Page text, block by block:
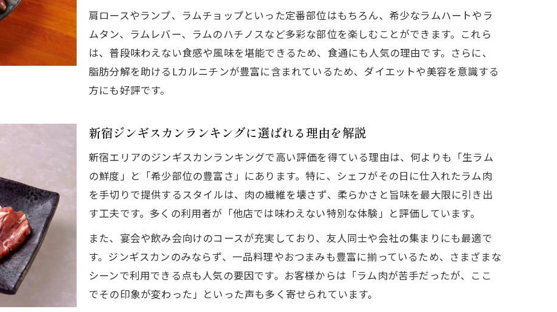
新宿で選ぶべきラム肉料理とジンギスカンの特徴
ダイエットや美容にも最適なジンギスカン体験
ラムしゃぶや一品料理も楽しめるジンギスカン店
筋トレ好き必見のLカルニチン豊富なラム肉活用法
ふだん味わえない絶品ジンギスカンの特徴
新宿でジンギスカンのデカ盛りを楽しむポイント
希少部位のジンギスカンはなぜ絶品なのか
焼肉に飽きた方へ新しいジンギスカン体験を提案
ラム肉の風味とジンギスカンの相性を徹底解説
美食家必見の新宿区ラム肉体験スポット
新宿ジンギスカン高級店で堪能する生ラム体験
食通が注目するジンギスカン新宿ランキング活用術
希少部位も楽しめる新宿ジンギスカンの選び方
宴会や飲み会におすすめのラム肉ジンギスカン店
肩ロースやランプ、ラムチョップといった定番部位はもちろん、希少なラムハートやラ
ムタン、ラムレバー、ラムのハチノスなど多彩な部位を楽しむことができます。これら
は、普段味わえない食感や風味を堪能できるため、食通にも人気の理由です。さらに、
脂肪分解を助けるLカルニチンが豊富に含まれているため、ダイエットや美容を意識する
方にも好評です。
新宿ジンギスカンランキングに選ばれる理由を解説
新宿エリアのジンギスカンランキングで高い評価を得ている理由は、何よりも「生ラム
の鮮度」と「希少部位の豊富さ」にあります。特に、シェフがその日に仕入れたラム肉
を手切りで提供するスタイルは、肉の繊維を壊さず、柔らかさと旨味を最大限に引き出
す工夫です。多くの利用者が「他店では味わえない特別な体験」と評価しています。
また、宴会や飲み会向けのコースが充実しており、友人同士や会社の集まりにも最適で
す。ジンギスカンのみならず、一品料理やおつまみも豊富に揃っているため、さまざまな
シーンで利用できる点も人気の要因です。お客様からは「ラム肉が苦手だったが、ここ
でその印象が変わった」といった声も多く寄せられています。